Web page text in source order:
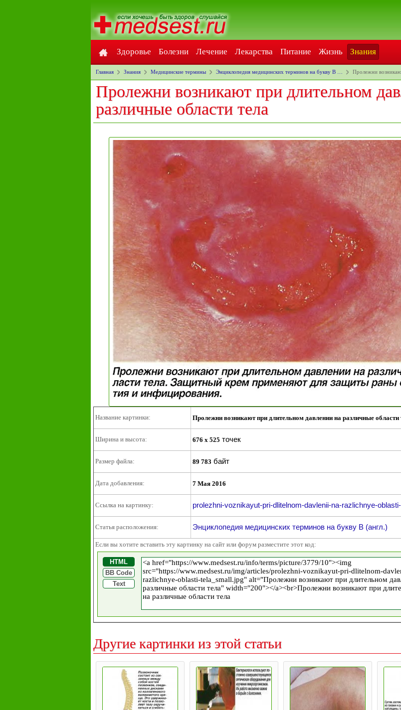
Здоровье Болезни Лечение Лекарства Питание Жизнь Знания
Главная Знания Медицинские термины Энциклопедия медицинских терминов на букву B … Пролежни
Пролежни возникают при длительном
различные области тела
Название картинки: Пролежни возникают при длительном давлении на различные области
Ширина и высота: 676 x 525 точек
Размер файла: 89 783 байт
Дата добавления: 7 Мая 2016
Ссылка на картинку: prolezhni-voznikayut-pri-dlitelnom-davlenii-na-razlichnye-
Статья расположения: Энциклопедия медицинских терминов на букву B (англ.)
Если вы хотите вставить эту картинку на сайт или форум разместите этот код:
HTML
BB Code
Text
Другие картинки из этой статьи